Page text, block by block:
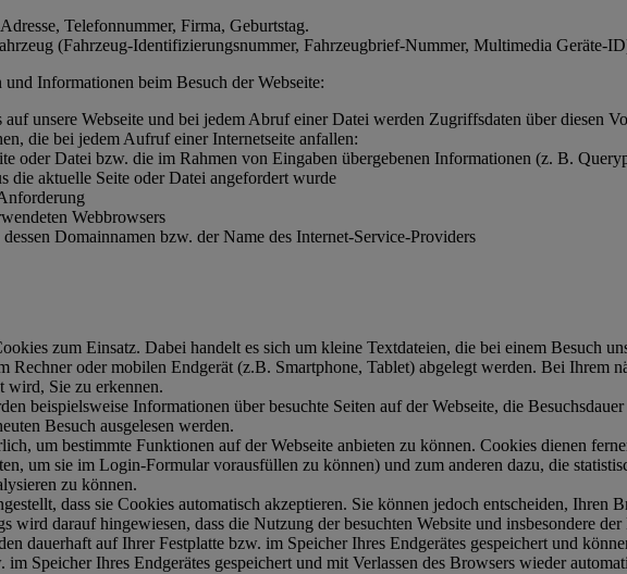
Telefonnummer, Firma, Geburtstag.
(Fahrzeug-Identifizierungsnummer, Fahrzeugbrief-Nummer, Multimedia Geräte-
Informationen beim Besuch der Webseite:
unsere Webseite und bei jedem Abruf einer Datei werden Zugriffsdaten über diesen
die bei jedem Aufruf einer Internetseite anfallen:
oder Datei bzw. die im Rahmen von Eingaben übergebenen Informationen (z. B.
die aktuelle Seite oder Datei angefordert wurde
Webbrowsers
Domainnamen bzw. der Name des Internet-Service-Providers
zum Einsatz. Dabei handelt es sich um kleine Textdateien, die bei einem Besuch
Rechner oder mobilen Endgerät (z.B. Smartphone, Tablet) abgelegt werden. Bei Ihrem
wird, Sie zu erkennen.
beispielsweise Informationen über besuchte Seiten auf der Webseite, die
Besuch ausgelesen werden.
um bestimmte Funktionen auf der Webseite anbieten zu können. Cookies dienen
um sie im Login-Formular vorausfüllen zu können) und zum anderen dazu, die
zu können.
dass sie Cookies automatisch akzeptieren. Sie können jedoch entscheiden, Ihren
wird darauf hingewiesen, dass die Nutzung der besuchten Website und insbesondere
dauerhaft auf Ihrer Festplatte bzw. im Speicher Ihres Endgerätes gespeichert und
im Speicher Ihres Endgerätes gespeichert und mit Verlassen des Browsers wieder